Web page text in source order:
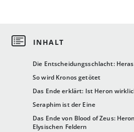
Die Entscheidungsschlacht:
So wird Kronos getötet
Das Ende erklärt: Ist Heron
Seraphim ist der Eine
Das Ende von Blood of Zeus:
Elysischen Feldern